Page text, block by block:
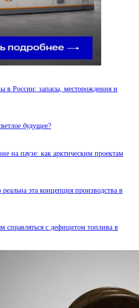
в России: запасы, месторождения и
будущее?
на паузе: как арктическим проектам
эта концепция производства в
с дефицитом топлива в